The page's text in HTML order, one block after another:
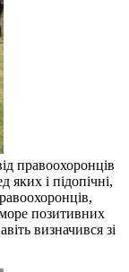
правоохоронців
яких і підопічні,
позитивних
визначився зі